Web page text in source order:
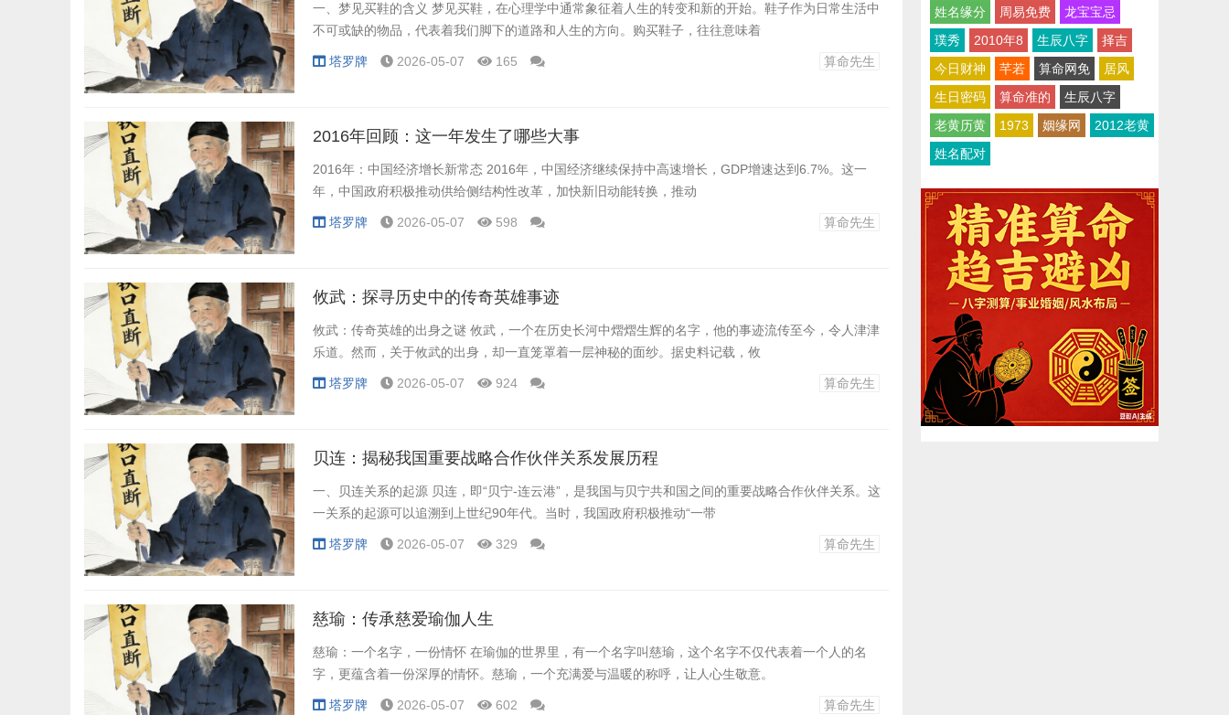
一、梦见买鞋的含义 梦见买鞋，在心理学中通常象征着人生的转变和新的开始。鞋子作为日常生活中
不可或缺的物品，代表着我们脚下的道路和人生的方向。购买鞋子，往往意味着
塔罗牌 2026-05-07 165 算命先生
2016年回顾：这一年发生了哪些大事
2016年：中国经济增长新常态 2016年，中国经济继续保持中高速增长，GDP增速达到6.7%。这一
年，中国政府积极推动供给侧结构性改革，加快新旧动能转换，推动
塔罗牌 2026-05-07 598 算命先生
攸武：探寻历史中的传奇英雄事迹
攸武：传奇英雄的出身之谜 攸武，一个在历史长河中熠熠生辉的名字，他的事迹流传至今，令人津津
乐道。然而，关于攸武的出身，却一直笼罩着一层神秘的面纱。据史料记载，攸
塔罗牌 2026-05-07 924 算命先生
贝连：揭秘我国重要战略合作伙伴关系发展历程
一、贝连关系的起源 贝连，即“贝宁-连云港”，是我国与贝宁共和国之间的重要战略合作伙伴关系。这
一关系的起源可以追溯到上世纪90年代。当时，我国政府积极推动“一带
塔罗牌 2026-05-07 329 算命先生
慈瑜：传承慈爱瑜伽人生
慈瑜：一个名字，一份情怀 在瑜伽的世界里，有一个名字叫慈瑜，这个名字不仅代表着一个人的名
字，更蕴含着一份深厚的情怀。慈瑜，一个充满爱与温暖的称呼，让人心生敬意。
塔罗牌 2026-05-07 602 算命先生
姓名缘分
周易免费
龙宝宝忌
璞秀
2010年8 生辰八字
择吉
今日财神
芊若 算命网免
居风
生日密码
算命准的
生辰八字
老黄历黄
1973 姻缘网
2012老黄
姓名配对